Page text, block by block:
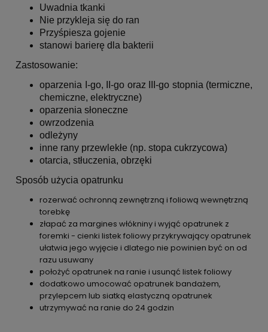
Uwadnia tkanki
Nie przykleja się do ran
Przyśpiesza gojenie
stanowi barierę dla bakterii
Zastosowanie:
oparzenia I-go, II-go oraz III-go stopnia (termiczne,
chemiczne, elektryczne)
oparzenia słoneczne
owrzodzenia
odleżyny
inne rany przewlekłe (np. stopa cukrzycowa)
otarcia, stłuczenia, obrzęki
Sposób użycia opatrunku
rozerwać ochronną zewnętrzną i foliową wewnętrzną
torebkę
złapać za margines włókniny i wyjąć opatrunek z
foremki - cienki listek foliowy przykrywający opatrunek
ułatwia jego wyjęcie i dlatego nie powinien być on od
razu usuwany
położyć opatrunek na ranie i usunąć listek foliowy
dodatkowo umocować opatrunek bandażem,
przylepcem lub siatką elastyczną opatrunek
utrzymywać na ranie do 24 godzin